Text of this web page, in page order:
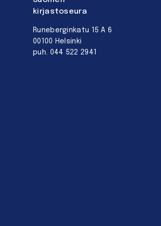
kirjastoseura
Runeberginkatu 15 A 6
00100 Helsinki
puh. 044 522 2941